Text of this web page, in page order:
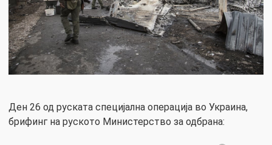
Ден 26 од руската специјална операција во Украина,
брифинг на руското Министерство за одбрана: